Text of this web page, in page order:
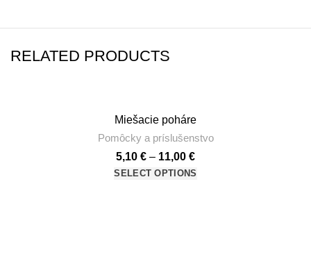
RELATED PRODUCTS
Miešacie poháre
Pomôcky a príslušenstvo
5,10 € – 11,00 €
SELECT OPTIONS